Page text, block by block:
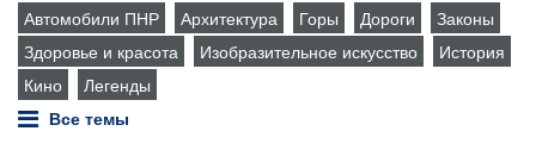
Автомобили ПНР Архитектура Горы Дороги
Законы
Здоровье и красота
Изобразительное искусство
История
Кино
Легенды
Все темы